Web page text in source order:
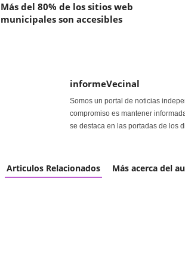
Más del 80% de los sitios web
municipales son accesibles
informeVecinal
Somos un portal de noticias
compromiso es mantener
se destaca en las portadas de los
Articulos Relacionados Más acerca del